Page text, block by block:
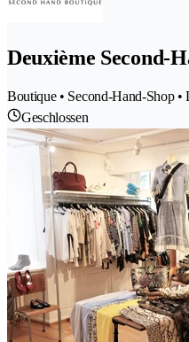
Deuxième Second-
Boutique • Second-Hand-Shop •
Geschlossen